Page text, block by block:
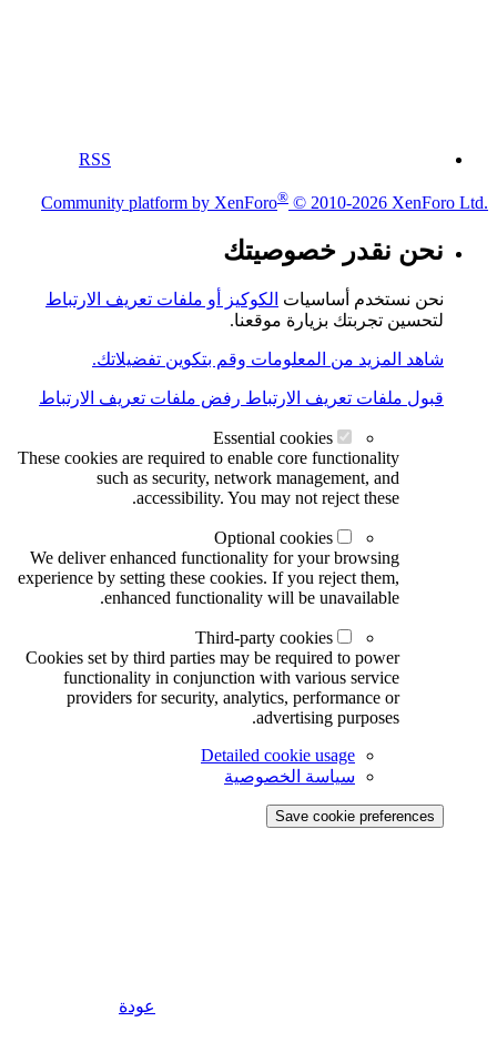
RSS
Community platform by XenForo® © 2010-2026 XenForo Ltd.
نحن نقدر خصوصيتك
نحن نستخدم أساسيات الكوكيز أو ملفات تعريف الارتباط
لتحسين تجربتك بزيارة موقعنا.
شاهد المزيد من المعلومات وقم بتكوين تفضيلاتك.
قبول ملفات تعريف الارتباط رفض ملفات تعريف الارتباط
Essential cookies
These cookies are required to enable core functionality
such as security, network management, and
accessibility. You may not reject these.
Optional cookies
We deliver enhanced functionality for your browsing
experience by setting these cookies. If you reject them,
enhanced functionality will be unavailable.
Third-party cookies
Cookies set by third parties may be required to power
functionality in conjunction with various service
providers for security, analytics, performance or
advertising purposes.
Detailed cookie usage
سياسة الخصوصية
Save cookie preferences
عودة